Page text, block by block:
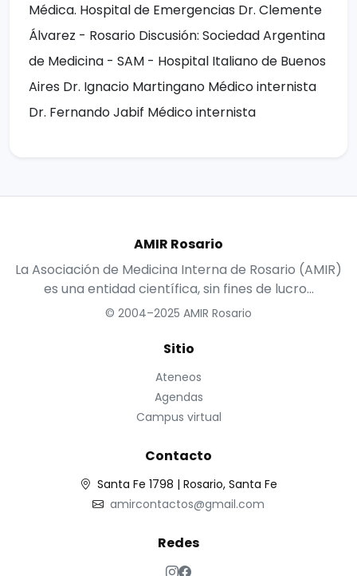
Médica. Hospital de Emergencias Dr. Clemente
Álvarez - Rosario Discusión: Sociedad Argentina
de Medicina - SAM - Hospital Italiano de Buenos
Aires Dr. Ignacio Martingano Médico internista
Dr. Fernando Jabif Médico internista
AMIR Rosario
La Asociación de Medicina Interna de Rosario (AMIR)
es una entidad científica, sin fines de lucro...
© 2004–2025 AMIR Rosario
Sitio
Ateneos
Agendas
Campus virtual
Contacto
Santa Fe 1798 | Rosario, Santa Fe
amircontactos@gmail.com
Redes